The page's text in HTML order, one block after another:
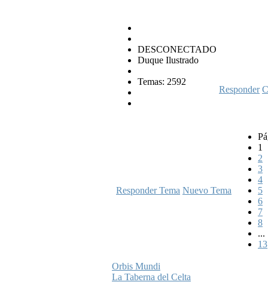
DESCONECTADO
Duque Ilustrado
Temas: 2592
Responder
Responder Tema Nuevo Tema
1
2
3
4
5
6
7
8
...
13
Orbis Mundi
La Taberna del Celta